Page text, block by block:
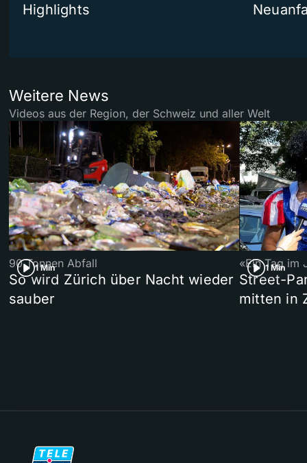
Highlights
Weitere News
Videos aus der Region, der Schweiz und aller Welt
1 Min
90 Tonnen Abfall
So wird Zürich über Nacht wieder
sauber
1 Min
«Ein Tag im
Street-
mitten in